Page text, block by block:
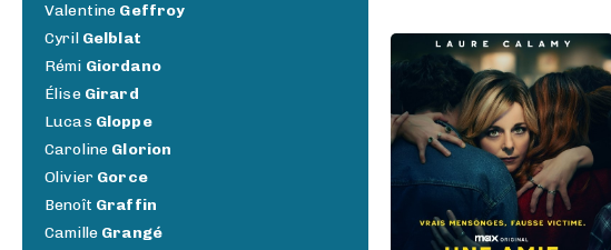
Valentine Geffroy
Cyril Gelblat
Rémi Giordano
Élise Girard
Lucas Gloppe
Caroline Glorion
Olivier Gorce
Benoît Graffin
Camille Grangé